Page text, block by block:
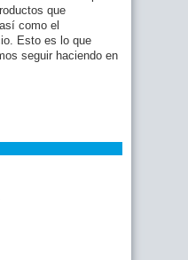
que
como el
Esto es lo que
seguir haciendo en